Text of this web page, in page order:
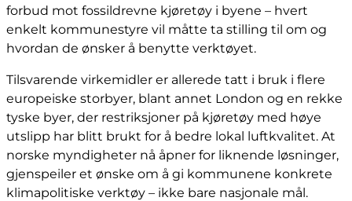
forbud mot fossildrevne kjøretøy i byene – hvert
enkelt kommunestyre vil måtte ta stilling til om og
hvordan de ønsker å benytte verktøyet.
Tilsvarende virkemidler er allerede tatt i bruk i flere
europeiske storbyer, blant annet London og en rekke
tyske byer, der restriksjoner på kjøretøy med høye
utslipp har blitt brukt for å bedre lokal luftkvalitet. At
norske myndigheter nå åpner for liknende løsninger,
gjenspeiler et ønske om å gi kommunene konkrete
klimapolitiske verktøy – ikke bare nasjonale mål.